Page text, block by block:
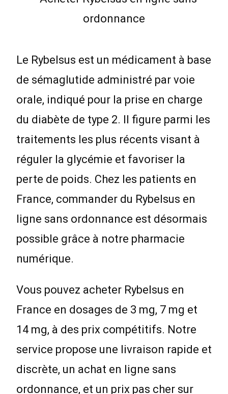
Le Rybelsus est un médicament à base
de sémaglutide administré par voie
orale, indiqué pour la prise en charge
du diabète de type 2. Il figure parmi les
traitements les plus récents visant à
réguler la glycémie et favoriser la
perte de poids. Chez les patients en
France, commander du Rybelsus en
ligne sans ordonnance est désormais
possible grâce à notre pharmacie
numérique.
Vous pouvez acheter Rybelsus en
France en dosages de 3 mg, 7 mg et
14 mg, à des prix compétitifs. Notre
service propose une livraison rapide et
discrète, un achat en ligne sans
ordonnance, et un prix pas cher sur